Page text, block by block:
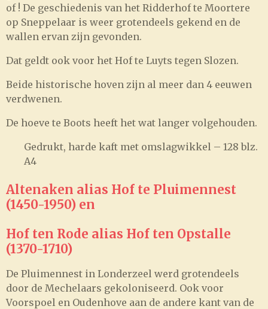
of ! De geschiedenis van het Ridderhof te Moortere
op Sneppelaar is weer grotendeels gekend en de
wallen ervan zijn gevonden.
Dat geldt ook voor het Hof te Luyts tegen Slozen.
Beide historische hoven zijn al meer dan 4 eeuwen
verdwenen.
De hoeve te Boots heeft het wat langer volgehouden.
Gedrukt, harde kaft met omslagwikkel – 128 blz.
A4
Altenaken alias Hof te Pluimennest
(1450-1950) en
Hof ten Rode alias Hof ten Opstalle
(1370-1710)
De Pluimennest in Londerzeel werd grotendeels
door de Mechelaars gekoloniseerd. Ook voor
Voorspoel en Oudenhove aan de andere kant van de